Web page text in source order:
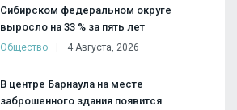
Сибирском федеральном округе
выросло на 33 % за пять лет
Общество 4 Августа, 2026
В центре Барнаула на месте
заброшенного здания появится